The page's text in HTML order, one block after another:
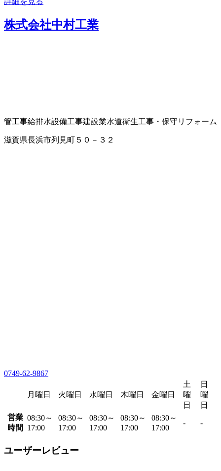
株式会社中村工業
管工事給排水設備工事建設業水道衛生工事・保守 リフォーム
滋賀県長浜市列見町５０－３２
0749-62-9867
月曜日 火曜日 水曜日 木曜日 金曜日
土
曜
日
日
曜
日
営業
時間
08:30～
17:00
08:30～
17:00
08:30～
17:00
08:30～
17:00
08:30～
17:00
- -
ユーザーレビュー